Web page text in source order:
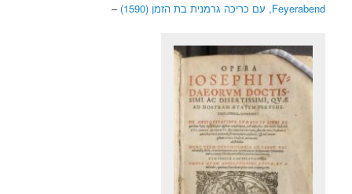
Feyerabend, עם כריכה גרמנית בת הזמן (1590) –